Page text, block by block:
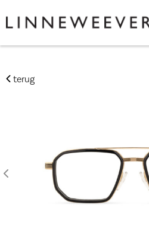
terug